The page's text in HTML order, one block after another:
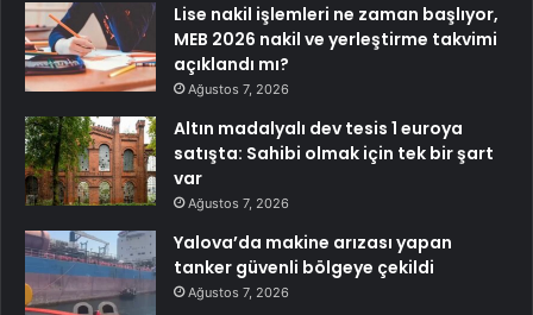
Lise nakil işlemleri ne zaman başlıyor,
MEB 2026 nakil ve yerleştirme takvimi
açıklandı mı?
Ağustos 7, 2026
Altın madalyalı dev tesis 1 euroya
satışta: Sahibi olmak için tek bir şart
var
Ağustos 7, 2026
Yalova’da makine arızası yapan
tanker güvenli bölgeye çekildi
Ağustos 7, 2026